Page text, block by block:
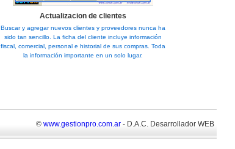
Actualizacion de clientes
Buscar y agregar nuevos clientes y proveedores nunca ha
sido tan sencillo. La ficha del cliente incluye información
fiscal, comercial, personal e historial de sus compras. Toda
la información importante en un solo lugar.
© www.gestionpro.com.ar - D.A.C. Desarrollador WEB